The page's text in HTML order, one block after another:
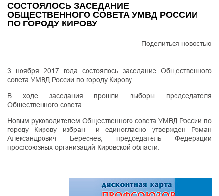
СОСТОЯЛОСЬ ЗАСЕДАНИЕ
ОБЩЕСТВЕННОГО СОВЕТА УМВД РОССИИ
ПО ГОРОДУ КИРОВУ
Поделиться новостью
3 ноября 2017 года состоялось заседание Общественного
совета УМВД России по городу Кирову.
В ходе заседания прошли выборы председателя
Общественного совета.
Новым руководителем Общественного совета УМВД России по
городу Кирову избран и единогласно утвержден Роман
Александрович Береснев, председатель Федерации
профсоюзных организаций Кировской области.